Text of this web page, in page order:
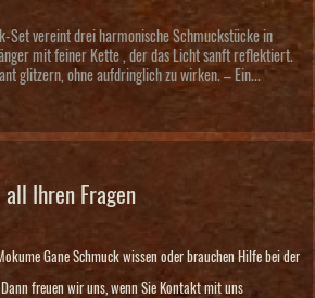
Set vereint drei harmonische Schmuckstücke in
mit feiner Kette , der das Licht sanft reflektiert.
glitzern, ohne aufdringlich zu wirken. – Ein...
Ihren Fragen
Gane Schmuck wissen oder brauchen Hilfe bei der
freuen wir uns, wenn Sie Kontakt mit uns